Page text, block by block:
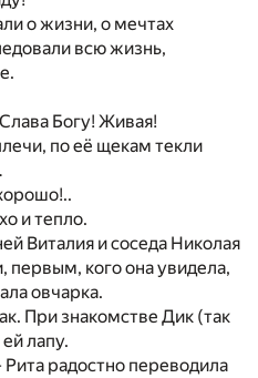
о жизни, о мечтах
всю жизнь,
Богу! Живая!
по её щекам текли
и тепло.
Виталия и соседа Николая
первым, кого она увидела,
овчарка.
При знакомстве Дик (так
лапу.
радостно переводила